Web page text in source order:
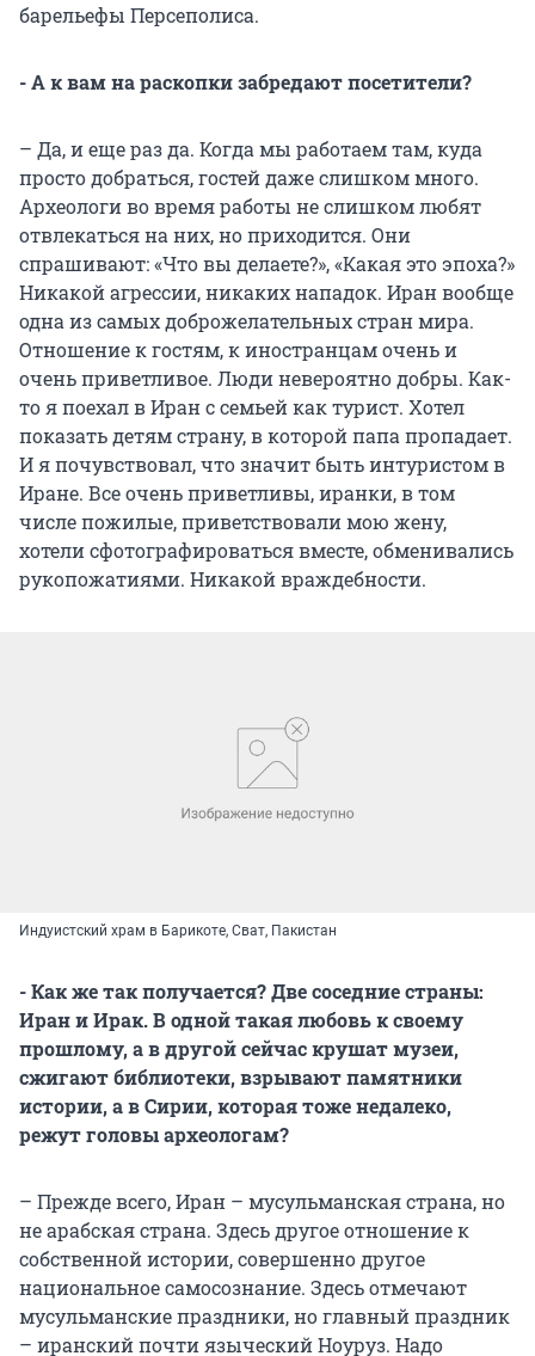
барельефы Персеполиса.
- А к вам на раскопки забредают посетители?
– Да, и еще раз да. Когда мы работаем там, куда
просто добраться, гостей даже слишком много.
Археологи во время работы не слишком любят
отвлекаться на них, но приходится. Они
спрашивают: «Что вы делаете?», «Какая это эпоха?»
Никакой агрессии, никаких нападок. Иран вообще
одна из самых доброжелательных стран мира.
Отношение к гостям, к иностранцам очень и
очень приветливое. Люди невероятно добры. Как-
то я поехал в Иран с семьей как турист. Хотел
показать детям страну, в которой папа пропадает.
И я почувствовал, что значит быть интуристом в
Иране. Все очень приветливы, иранки, в том
числе пожилые, приветствовали мою жену,
хотели сфотографироваться вместе, обменивались
рукопожатиями. Никакой враждебности.
Индуистский храм в Барикоте, Сват, Пакистан
- Как же так получается? Две соседние страны:
Иран и Ирак. В одной такая любовь к своему
прошлому, а в другой сейчас крушат музеи,
сжигают библиотеки, взрывают памятники
истории, а в Сирии, которая тоже недалеко,
режут головы археологам?
– Прежде всего, Иран – мусульманская страна, но
не арабская страна. Здесь другое отношение к
собственной истории, совершенно другое
национальное самосознание. Здесь отмечают
мусульманские праздники, но главный праздник
– иранский почти языческий Ноуруз. Надо